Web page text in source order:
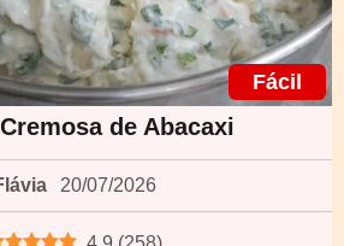
Fácil
de Abacaxi
20/07/2026